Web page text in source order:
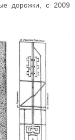
дорожки, с 2009